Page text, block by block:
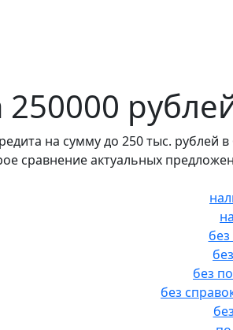
на сумму до 250 тыс. рублей
сравнение актуальных
без
без